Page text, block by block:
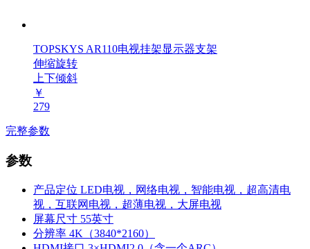
TOPSKYS AR110电视挂架显示器支架
伸缩旋转
上下倾斜
￥
279
完整参数
参数
产品定位 LED电视，网络电视，智能电视，超高清电
视，互联网电视，超薄电视，大屏电视
屏幕尺寸 55英寸
分辨率 4K（3840*2160）